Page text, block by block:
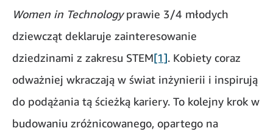
Women in Technologyprawie 3/4 młodych
dziewcząt deklaruje zainteresowanie
dziedzinami z zakresu STEM[1]. Kobiety coraz
odważniej wkraczają w świat inżynierii i inspirują
do podążania tą ścieżką kariery. To kolejny krok w
budowaniu zróżnicowanego, opartego na